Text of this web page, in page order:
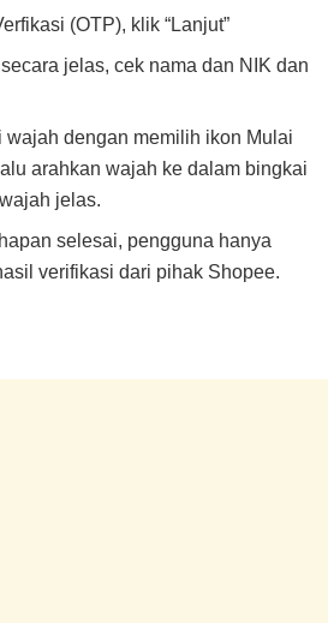
(OTP), klik “Lanjut”
jelas, cek nama dan NIK dan
wajah dengan memilih ikon Mulai
arahkan wajah ke dalam bingkai
jelas.
selesai, pengguna hanya
verifikasi dari pihak Shopee.